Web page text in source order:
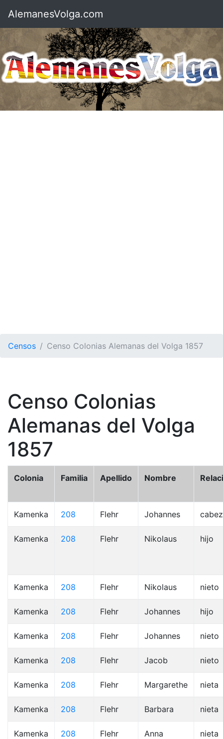
AlemanesVolga.com
Censos Censo Colonias Alemanas del Volga 1857
Censo Colonias
Alemanas del Volga
1857
Colonia Familia Apellido Nombre
Kamenka 208 Flehr Johannes
Kamenka 208 Flehr Nikolaus hijo
Kamenka 208 Flehr Nikolaus nieto
Kamenka 208 Flehr Johannes hijo
Kamenka 208 Flehr Johannes nieto
Kamenka 208 Flehr Jacob nieto
Kamenka 208 Flehr Margarethe nieta
Kamenka 208 Flehr Barbara nieta
Kamenka 208 Flehr
Anna
nieta